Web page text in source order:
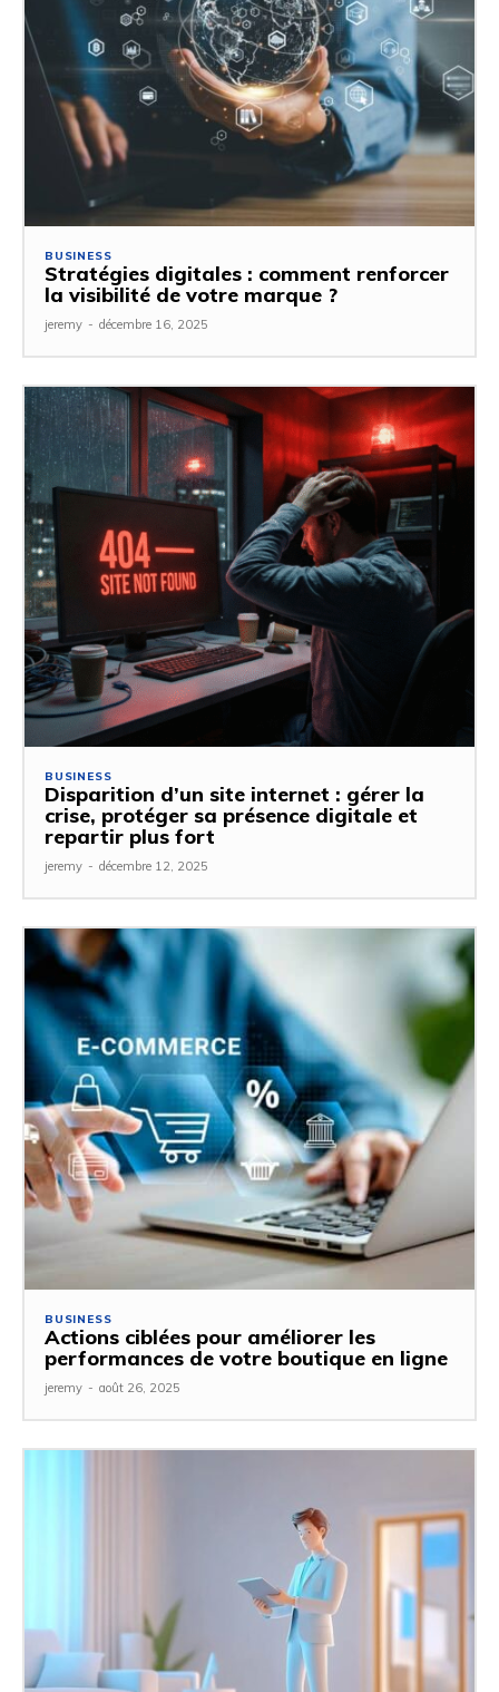
BUSINESS
Stratégies digitales : comment renforcer
la visibilité de votre marque ?
jeremy - décembre 16, 2025
BUSINESS
Disparition d’un site internet : gérer la
crise, protéger sa présence digitale et
repartir plus fort
jeremy - décembre 12, 2025
BUSINESS
Actions ciblées pour améliorer les
performances de votre boutique en ligne
jeremy - août 26, 2025